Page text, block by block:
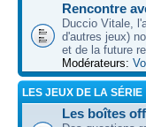
Rencontre
Duccio Vitale,
d'autres jeux)
et de la future
Modérateurs:
LES JEUX DE LA SÉRIE
Les boîtes